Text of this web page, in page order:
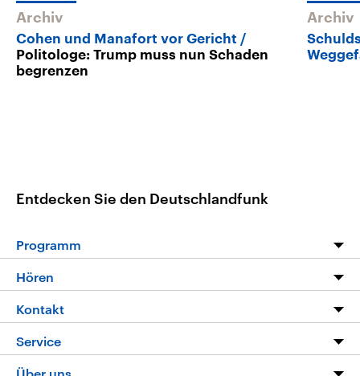
Archiv
Cohen und Manafort vor Gericht
Politologe: Trump muss nun Schaden
begrenzen
Archiv
Entdecken Sie den Deutschlandfunk
Programm
Programm
Die Nachrichten
Nachrichtenleicht
Hören
Livestream
Podcasts
Kontakt
Hörerservice
Service
FAQ